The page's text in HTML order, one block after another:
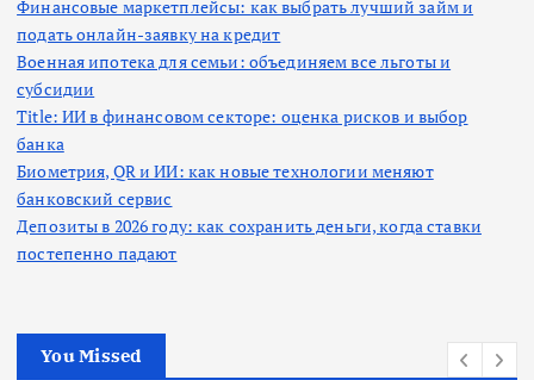
Финансовые маркетплейсы: как выбрать лучший займ и
подать онлайн-заявку на кредит
Военная ипотека для семьи: объединяем все льготы и
субсидии
Title: ИИ в финансовом секторе: оценка рисков и выбор
банка
Биометрия, QR и ИИ: как новые технологии меняют
банковский сервис
Депозиты в 2026 году: как сохранить деньги, когда ставки
постепенно падают
You Missed